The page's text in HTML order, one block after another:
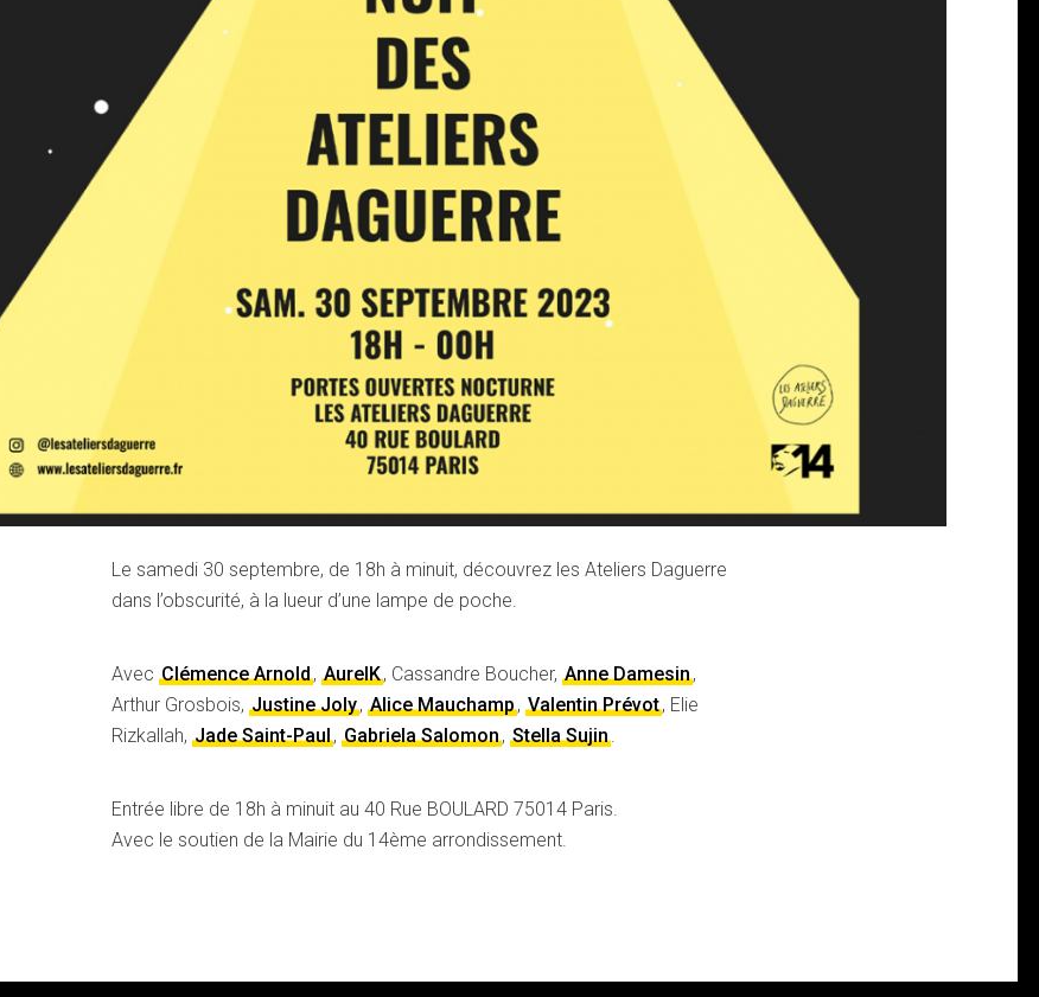
Le samedi 30 septembre, de 18h à minuit, découvrez les Ateliers Daguerre
dans l’obscurité, à la lueur d’une lampe de poche.
Avec Clémence Arnold, AurelK, Cassandre Boucher, Anne Damesin,
Arthur Grosbois, Justine Joly, Alice Mauchamp, Valentin Prévot, Elie
Rizkallah, Jade Saint-Paul, Gabriela Salomon, Stella Sujin.
Entrée libre de 18h à minuit au 40 Rue BOULARD 75014 Paris.
Avec le soutien de la Mairie du 14ème arrondissement.